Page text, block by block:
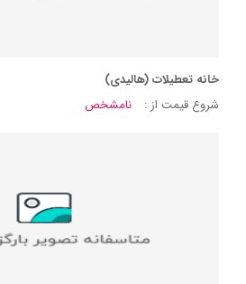
خانه تعطیلات (هالیدی)
شروع قیمت از :
نامشخص